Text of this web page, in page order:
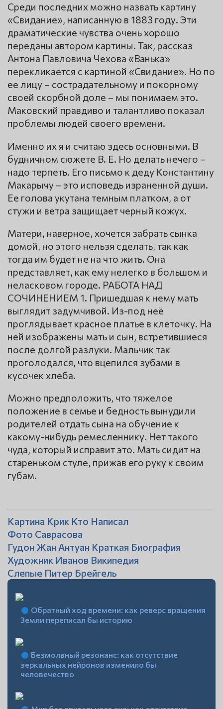
Среди последних можно назвать картину
«Свидание», написанную в 1883 году. Эти
драматические чувства очень хорошо
переданы автором картины. Так, рассказ
Антона Павловича Чехова «Ванька»
перекликается с картиной «Свидание». Но по
ее лицу – сострадательному и покорному
своей скорбной доле – мы понимаем это.
Маковский правдиво и талантливо показал
проблемы людей своего времени.
Именно их я и считаю здесь основными. В
будничном сюжете В. Е. Но делать нечего –
надо терпеть. Его письмо к деду Константину
Макарычу – это исповедь израненной души.
Ее голова укутана темным платком, а от
стужи и ветра защищает черный кожух.
Матери, наверное, хочется забрать сынка
домой, но этого нельзя сделать, так как
тогда им будет не на что жить. Она
представляет, как ему нелегко в большом и
неласковом городе. РАБОТА НАД
СОЧИНЕНИЕМ 1. Пришедшая к нему мать
выглядит задумчивой. Из-под неё
проглядывает красное платье в клеточку. На
ней изображены мать и сын, встретившиеся
после долгой разлуки. Мальчик так
проголодался, что вцепился зубами в
кусочек хлеба.
Можно предположить, что тяжелое
положение в семье и бедность вынудили
родителей отдать сына на обучение к
какому-нибудь ремесленнику. Нет такого
чуда, который исправит это. Мать сидит на
стареньком стуле, прижав его руку к своим
губам.
Картина Крик Кто Написал
Фото Саврасова
Гудон Жан Антуан Краткая Биография
Художник Иванов Википедия
Слепые Питер Брейгель
Обратный ход времени: как реверс вращения
Земли переписал бы историю
Безмолвный резонанс: как отсутствие
зеркальных нейронов изменило бы
человечество